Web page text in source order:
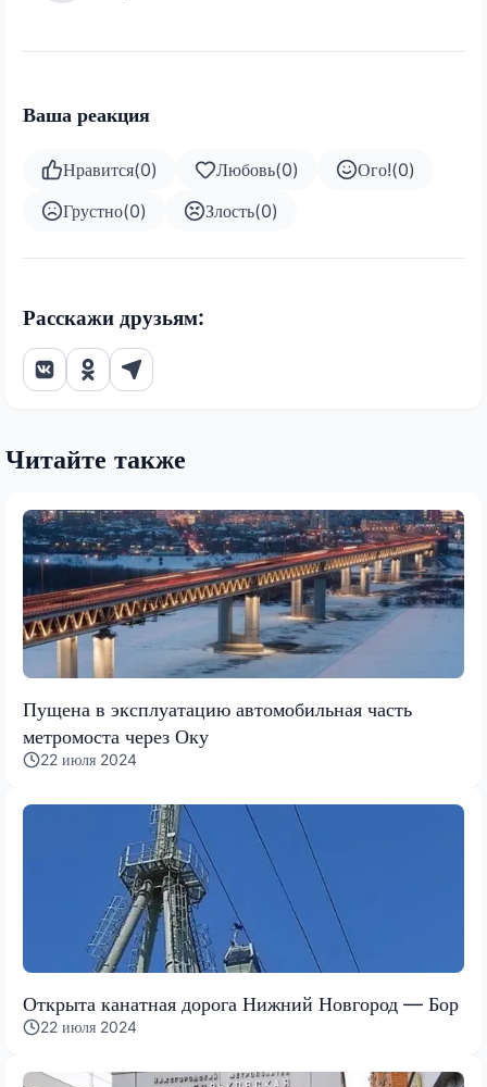
Ваша реакция
Нравится(0) Любовь(0) Ого!(0)
Грустно(0) Злость(0)
Расскажи друзьям:
Читайте также
Пущена в эксплуатацию автомобильная часть
метромоста через Оку
22 июля 2024
Открыта канатная дорога Нижний Новгород — Бор
22 июля 2024